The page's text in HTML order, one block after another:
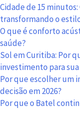
Cidade de 15
transformando o
O que é conforto
saúde?
Sol em Curitiba: Por
investimento para
Por que escolher um
decisão em 2026?
Por que o Batel